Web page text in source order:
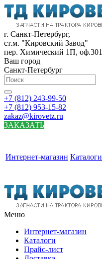
г. Санкт-Петербург,
ст.м. "Кировский Завод"
пер. Химический 1П, оф.301
Ваш город
Санкт-Петербург
+7 (812) 243-99-50
+7 (812) 953-15-82
zakaz@kirovetz.ru
ЗАКАЗАТЬ
Интернет-магазин Каталоги
Меню
Интернет-магазин
Каталоги
Прайс-лист